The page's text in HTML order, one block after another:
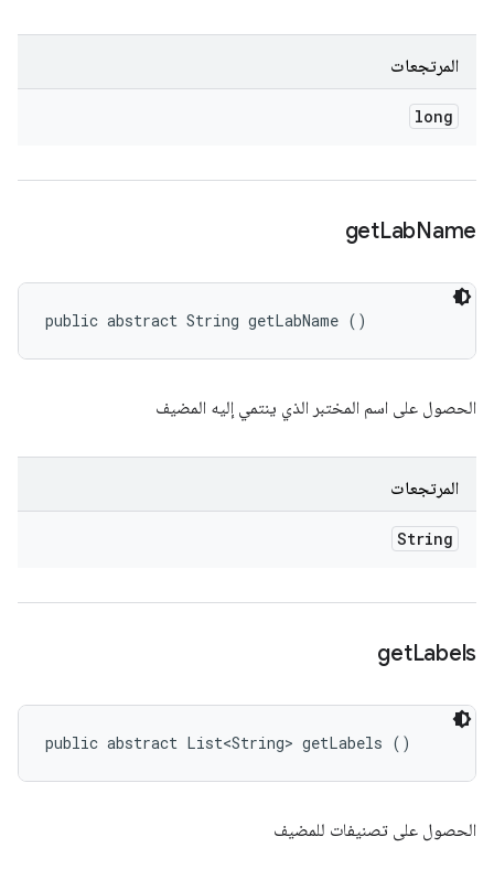
المرتجعات
long
getLabName
public abstract String getLabName ()
الحصول على اسم المختبر الذي ينتمي إليه المضيف
المرتجعات
String
getLabels
public abstract List<String> getLabels ()
الحصول على تصنيفات للمضيف